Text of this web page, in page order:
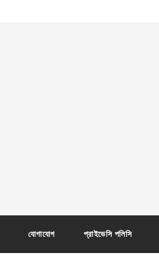
যোগাযোগ প্রাইভেসি পলিসি